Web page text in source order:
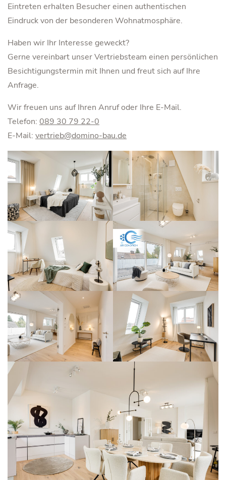
Eintreten erhalten Besucher einen authentischen
Eindruck von der besonderen Wohnatmosphäre.
Haben wir Ihr Interesse geweckt?
Gerne vereinbart unser Vertriebsteam einen persönlichen
Besichtigungstermin mit Ihnen und freut sich auf Ihre
Anfrage.
Wir freuen uns auf Ihren Anruf oder Ihre E-Mail.
Telefon: 089 30 79 22-0
E-Mail: vertrieb@domino-bau.de